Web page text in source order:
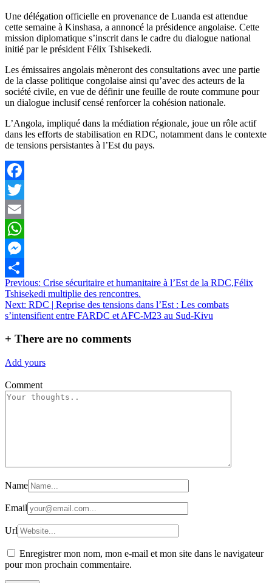
time
Une délégation officielle en provenance de Luanda est attendue
cette semaine à Kinshasa, a annoncé la présidence angolaise. Cette
mission diplomatique s’inscrit dans le cadre du dialogue national
initié par le président Félix Tshisekedi.
Les émissaires angolais mèneront des consultations avec une partie
de la classe politique congolaise ainsi qu’avec des acteurs de la
société civile, en vue de définir une feuille de route commune pour
un dialogue inclusif censé renforcer la cohésion nationale.
L’Angola, impliqué dans la médiation régionale, joue un rôle actif
dans les efforts de stabilisation en RDC, notamment dans le contexte
de tensions persistantes à l’Est du pays.
Facebook
Twitter
Email
WhatsApp
Messenger
Partager
Navigation
de
l’article
Previous: Crise sécuritaire et humanitaire à l’Est de la RDC,Félix
Tshisekedi multiplie des rencontres.
Next: RDC | Reprise des tensions dans l’Est : Les combats
s’intensifient entre FARDC et AFC-M23 au Sud-Kivu
+ There are no comments
Add yours
Comment
Name
Email
Url
Enregistrer mon nom, mon e-mail et mon site dans le navigateur
pour mon prochain commentaire.